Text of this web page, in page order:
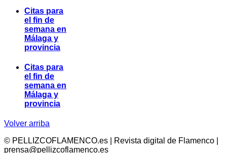
Citas para
el fin de
semana en
Málaga y
provincia
Citas para
el fin de
semana en
Málaga y
provincia
Volver arriba
© PELLIZCOFLAMENCO.es | Revista digital de Flamenco |
prensa@pellizcoflamenco.es